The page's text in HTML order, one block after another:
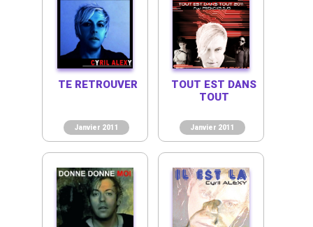
Janvier 2011
TE RETROUVER
Janvier 2011
TOUT EST DANS
TOUT